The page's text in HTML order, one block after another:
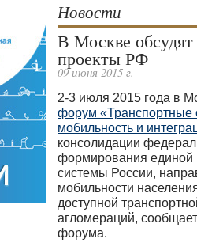
Новости
В Москве
проекты РФ
09 июня 2015 г.
2-3 июля 2015 года в
форум «Транспортные
мобильность и
консолидации
формирования единой
системы России,
мобильности
доступной
агломераций,
форума.